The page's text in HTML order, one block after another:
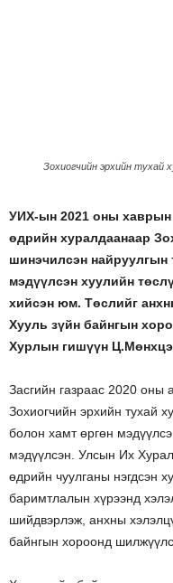
Зохиогчийн эрхийн тухай
УИХ-ын 2021 оны хаврын
өдрийн хуралдаанаар
шинэчилсэн найруулгын
мэдүүлсэн хуулийн
хийсэн юм. Төслийг
Хууль зүйн байнгын
Хурлын гишүүн
Засгийн газраас 2020 оны
Зохиогчийн эрхийн тухай
болон хамт өргөн
мэдүүлсэн. Улсын Их
өдрийн чуулганы нэгдсэн
баримтлалын хүрээнд
шийдвэрлэж, анхны
байнгын хороонд